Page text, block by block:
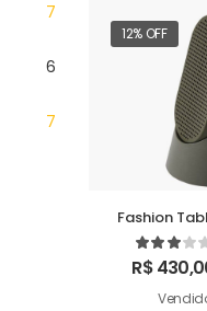
7
6
7
12% OFF
Fashion
R$